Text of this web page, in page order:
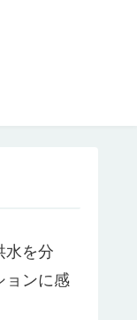
水を分
ョンに感